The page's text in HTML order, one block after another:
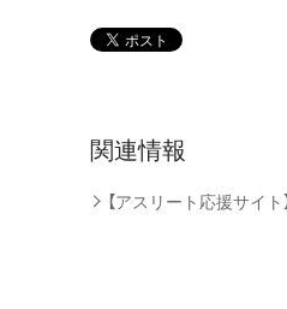
関連情報
【アスリート応援サイ